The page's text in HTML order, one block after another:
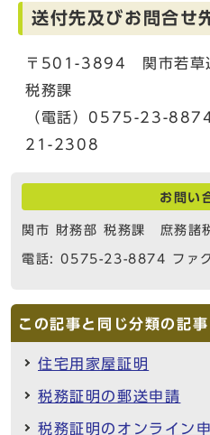
送付先及びお問合せ
〒501-3894 関市若草
税務課
（電話）0575-23-
21-2308
お問い
関市 財務部 税務課 庶務諸
電話: 0575-23-8874 ファ
この記事と同じ分類の記事
住宅用家屋証明
税務証明の郵送申請
税務証明のオンライン